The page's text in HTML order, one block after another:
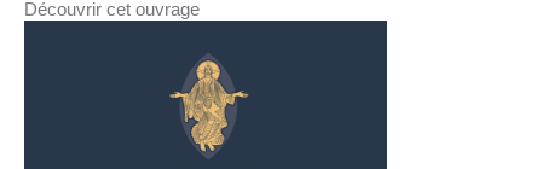
Découvrir cet ouvrage